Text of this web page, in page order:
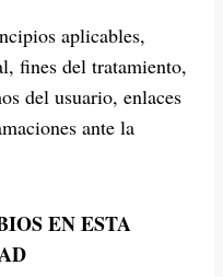
aplicables,
fines del tratamiento,
del usuario, enlaces
ante la
EN ESTA